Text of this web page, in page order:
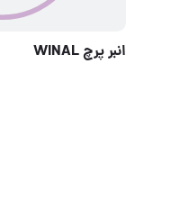
انبر پرچ WINAL